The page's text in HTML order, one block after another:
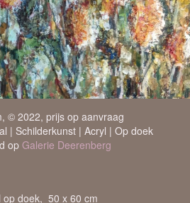
© 2022, prijs op aanvraag
| Schilderkunst | Acryl | Op doek
opGalerie Deerenberg
op doek, 50 x 60 cm